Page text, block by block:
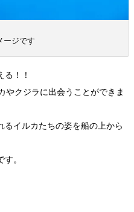
ージです
！！
やクジラに出会うことができま
るイルカたちの姿を船の上から
。